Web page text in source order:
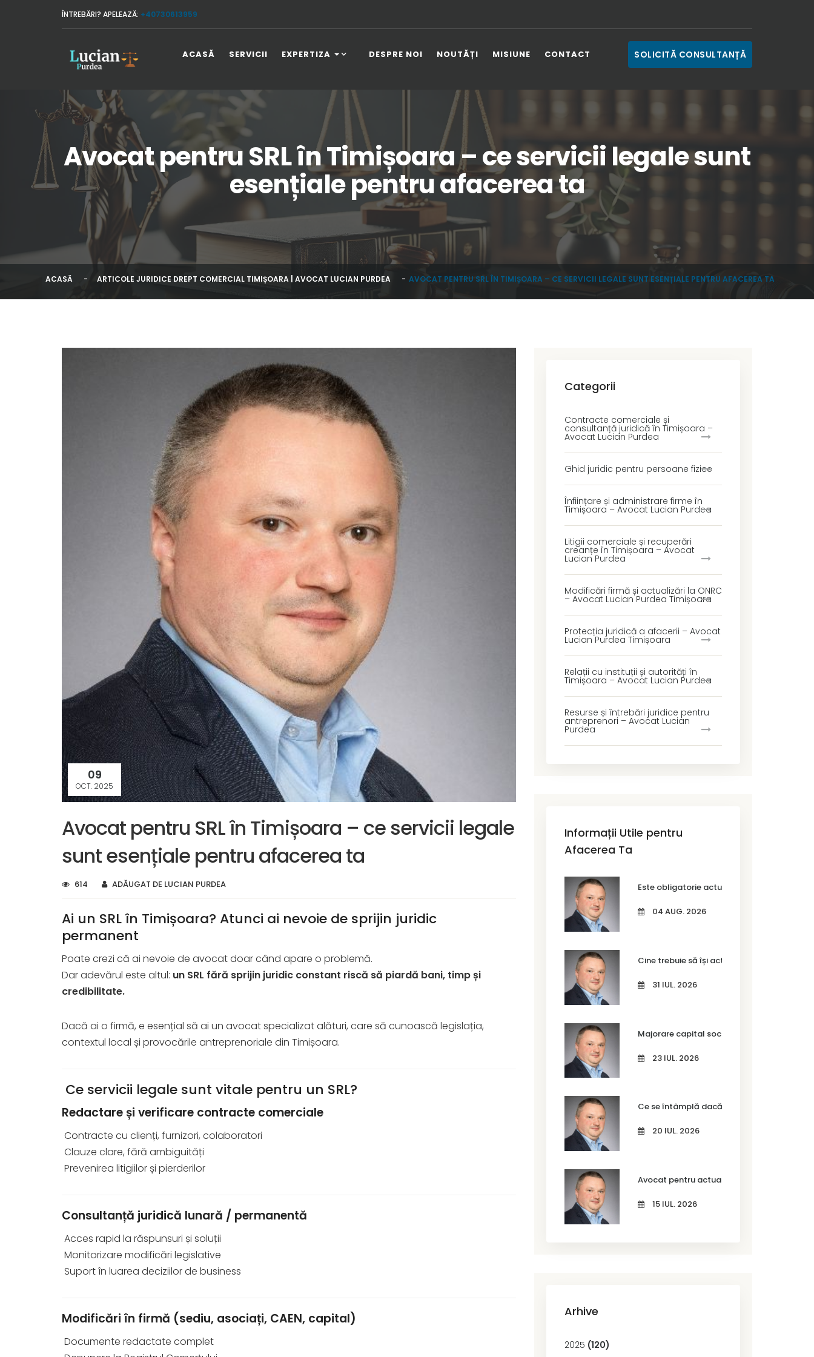
ÎNTREBĂRI? APELEAZĂ: +40730613959
ACASĂ SERVICII EXPERTIZA DESPRE NOI NOUTĂȚI MISIUNE CONTACT SOLICITĂ CONSULTANȚĂ
Avocat pentru SRL în Timișoara – ce servicii legale sunt
esențiale pentru afacerea ta
ACASĂ ARTICOLE JURIDICE DREPT COMERCIAL TIMIȘOARA | AVOCAT LUCIAN PURDEA AVOCAT PENTRU SRL ÎN TIMIȘOARA – CE SERVICII LEGALE SUNT ESENȚIALE PENTRU AFACEREA TA
09
OCT. 2025
Avocat pentru SRL în Timișoara – ce servicii legale
sunt esențiale pentru afacerea ta
614 ADĂUGAT DE LUCIAN PURDEA
Ai un SRL în Timișoara? Atunci ai nevoie de sprijin juridic
permanent
Poate crezi că ai nevoie de avocat doar când apare o problemă.
Dar adevărul este altul: un SRL fără sprijin juridic constant riscă să piardă bani, timp și
credibilitate.
Dacă ai o firmă, e esențial să ai un avocat specializat alături, care să cunoască legislația,
contextul local și provocările antreprenoriale din Timișoara.
Ce servicii legale sunt vitale pentru un SRL?
Redactare și verificare contracte comerciale
Contracte cu clienți, furnizori, colaboratori
Clauze clare, fără ambiguități
Prevenirea litigiilor și pierderilor
Consultanță juridică lunară / permanentă
Acces rapid la răspunsuri și soluții
Monitorizare modificări legislative
Suport în luarea deciziilor de business
Modificări în firmă (sediu, asociați, CAEN, capital)
Documente redactate complet
Categorii
Contracte comerciale și
consultanță juridică în Timișoara –
Avocat Lucian Purdea
Ghid juridic pentru persoane fizice
Înființare și administrare firme în
Timișoara – Avocat Lucian Purdea
Litigii comerciale și recuperări
creanțe în Timișoara – Avocat
Lucian Purdea
Modificări firmă și actualizări la ONRC
– Avocat Lucian Purdea Timișoara
Protecția juridică a afacerii – Avocat
Lucian Purdea Timișoara
Relații cu instituții și autorități în
Timișoara – Avocat Lucian Purdea
Resurse și întrebări juridice pentru
antreprenori – Avocat Lucian
Purdea
Informații Utile pentru
Afacerea Ta
Este obligatorie actualizarea codurilor
04 AUG. 2026
Cine trebuie să își actualizeze codurile
31 IUL. 2026
Majorare capital social SRL în Timișoara –
23 IUL. 2026
Ce se întâmplă dacă nu actualizezi codurile
20 IUL. 2026
Avocat pentru actualizarea codurilor CAEN
15 IUL. 2026
Arhive
2025 (120)